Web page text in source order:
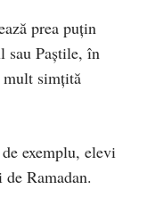
prea puțin
sau Paștile, în
mult simțită
exemplu, elevi
Ramadan.